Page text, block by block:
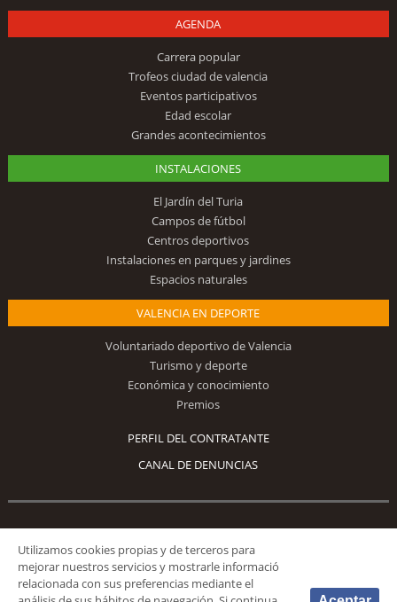
AGENDA
Carrera popular
Trofeos ciudad de valencia
Eventos participativos
Edad escolar
Grandes acontecimientos
INSTALACIONES
El Jardín del Turia
Campos de fútbol
Centros deportivos
Instalaciones en parques y jardines
Espacios naturales
VALENCIA EN DEPORTE
Voluntariado deportivo de Valencia
Turismo y deporte
Económica y conocimiento
Premios
PERFIL DEL CONTRATANTE
CANAL DE DENUNCIAS
Síguenos
Utilizamos cookies propias y de terceros para
mejorar nuestros servicios y mostrarle informació
relacionada con sus preferencias mediante el